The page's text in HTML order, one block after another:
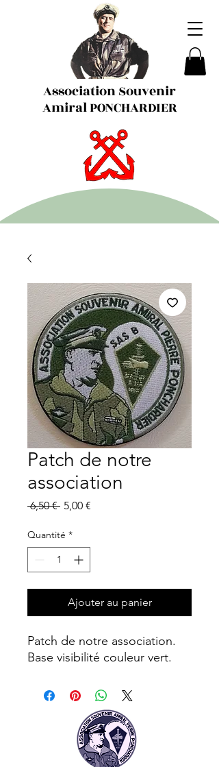
Association Souvenir
Amiral PONCHARDIER
Patch de notre
association
6,50 € Prix
5,00 €
Quantité *
Ajouter au panier
Patch de notre association.
Base visibilité couleur vert.